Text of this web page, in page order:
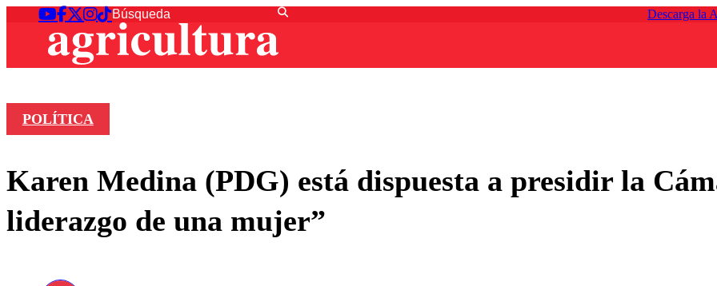
Descarga la
POLÍTICA
Karen Medina (PDG) está dispuesta a presidir la
liderazgo de una mujer”